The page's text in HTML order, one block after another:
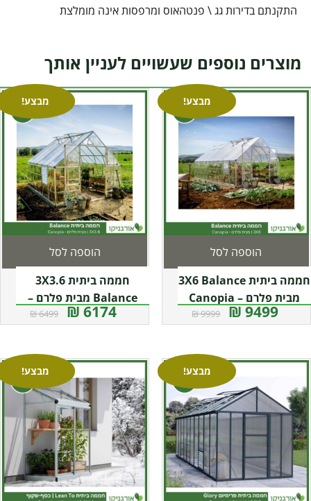
התקנתם בדירות גג \ פנטהאוס ומרפסות אינה מומלצת
מוצרים נוספים שעשויים לעניין אותך
מבצע!
חממה ביתית 3X6 Balance
מבית פלרם – Canopia
9499 ₪
9999 ₪
הוספה לסל
מבצע!
חממה ביתית 3X3.6
Balance מבית פלרם –
Canopia
6174 ₪
6499 ₪
הוספה לסל
מבצע! מבצע!